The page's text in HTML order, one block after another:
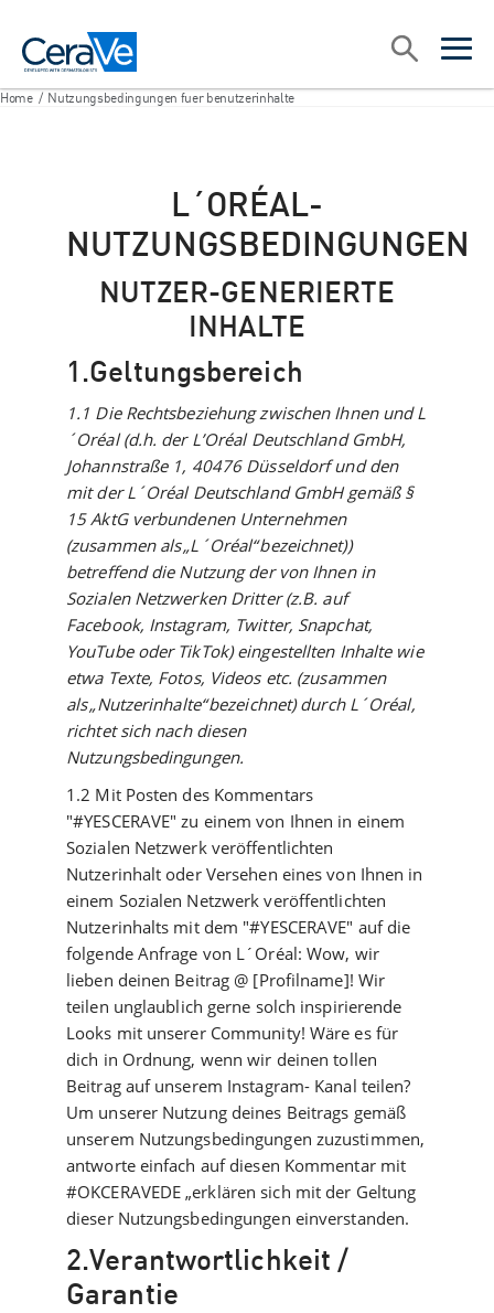
open
open
Suche
Home / Nutzungsbedingungen fuer benutzerinhalte
L´ORÉAL-
NUTZUNGSBEDINGUNGEN
NUTZER-GENERIERTE
INHALTE
1.Geltungsbereich
1.1 Die Rechtsbeziehung zwischen Ihnen und L
´Oréal (d.h. der L’Oréal Deutschland GmbH,
Johannstraße 1, 40476 Düsseldorf und den
mit der L´Oréal Deutschland GmbH gemäß §
15 AktG verbundenen Unternehmen
(zusammen als „L´Oréal“ bezeichnet))
betreffend die Nutzung der von Ihnen in
Sozialen Netzwerken Dritter (z.B. auf
Facebook, Instagram, Twitter, Snapchat,
YouTube oder TikTok) eingestellten Inhalte wie
etwa Texte, Fotos, Videos etc. (zusammen
als „Nutzerinhalte“ bezeichnet) durch L´Oréal,
richtet sich nach diesen
Nutzungsbedingungen.
1.2 Mit Posten des Kommentars
"#YESCERAVE" zu einem von Ihnen in einem
Sozialen Netzwerk veröffentlichten
Nutzerinhalt oder Versehen eines von Ihnen in
einem Sozialen Netzwerk veröffentlichten
Nutzerinhalts mit dem "#YESCERAVE" auf die
folgende Anfrage von L´Oréal: Wow, wir
lieben deinen Beitrag @ [Profilname]! Wir
teilen unglaublich gerne solch inspirierende
Looks mit unserer Community! Wäre es für
dich in Ordnung, wenn wir deinen tollen
Beitrag auf unserem Instagram- Kanal teilen?
Um unserer Nutzung deines Beitrags gemäß
unserem Nutzungsbedingungen zuzustimmen,
antworte einfach auf diesen Kommentar mit
#OKCERAVEDE „erklären sich mit der Geltung
dieser Nutzungsbedingungen einverstanden.
2.Verantwortlichkeit /
Garantie